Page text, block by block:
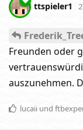
ttspieler1
Freunden oder
auszunehmen.
lucaii und